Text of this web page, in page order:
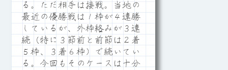
る。ただ相手は接戦。当地の
最近の優勝戦は１枠が４連勝
しているが、外枠絡みが３連
続（特に３節前と前節は２着
５枠、３着６枠）で続いてい
る。今回もそのケースは十分